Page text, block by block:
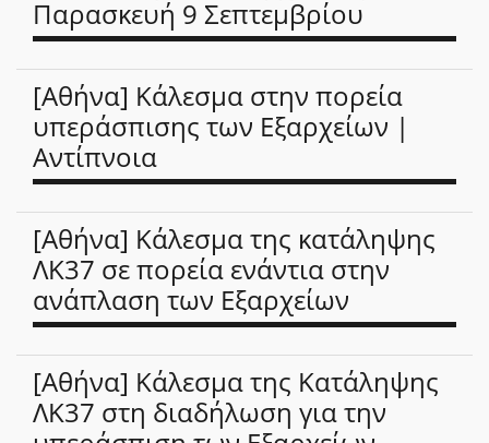
Παρασκευή 9 Σεπτεμβρίου
[Αθήνα] Κάλεσμα στην πορεία
υπεράσπισης των Εξαρχείων |
Αντίπνοια
[Αθήνα] Κάλεσμα της κατάληψης
ΛΚ37 σε πορεία ενάντια στην
ανάπλαση των Εξαρχείων
[Αθήνα] Κάλεσμα της Κατάληψης
ΛΚ37 στη διαδήλωση για την